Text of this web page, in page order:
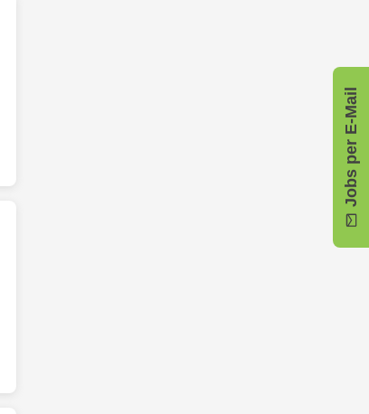
Jobs per E-Mail